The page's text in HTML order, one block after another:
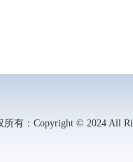
所有：Copyright © 2024 All